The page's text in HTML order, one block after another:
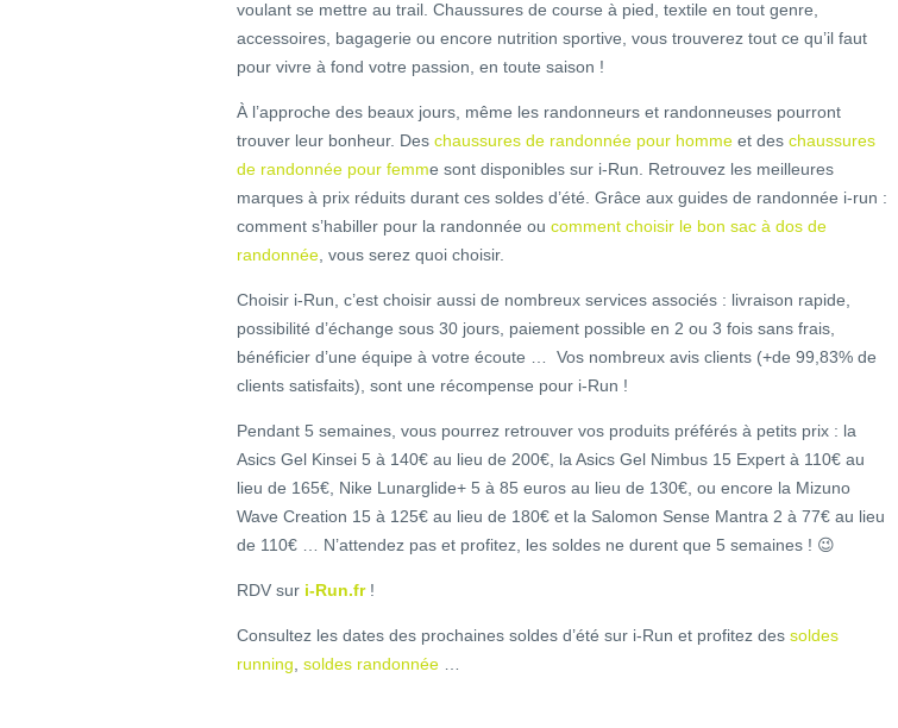
voulant se mettre au trail. Chaussures de course à pied, textile en tout genre,
accessoires, bagagerie ou encore nutrition sportive, vous trouverez tout ce qu’il faut
pour vivre à fond votre passion, en toute saison !
À l’approche des beaux jours, même les randonneurs et randonneuses pourront
trouver leur bonheur. Des chaussures de randonnée pour homme et des chaussures
de randonnée pour femme sont disponibles sur i-Run. Retrouvez les meilleures
marques à prix réduits durant ces soldes d’été. Grâce aux guides de randonnée i-run :
comment s’habiller pour la randonnée ou comment choisir le bon sac à dos de
randonnée , vous serez quoi choisir.
Choisir i-Run, c’est choisir aussi de nombreux services associés : livraison rapide,
possibilité d’échange sous 30 jours, paiement possible en 2 ou 3 fois sans frais,
bénéficier d’une équipe à votre écoute … Vos nombreux avis clients (+de 99,83% de
clients satisfaits), sont une récompense pour i-Run !
Pendant 5 semaines, vous pourrez retrouver vos produits préférés à petits prix : la
Asics Gel Kinsei 5 à 140€ au lieu de 200€, la Asics Gel Nimbus 15 Expert à 110€ au
lieu de 165€, Nike Lunarglide+ 5 à 85 euros au lieu de 130€, ou encore la Mizuno
Wave Creation 15 à 125€ au lieu de 180€ et la Salomon Sense Mantra 2 à 77€ au lieu
de 110€ … N’attendez pas et profitez, les soldes ne durent que 5 semaines ! 😉
RDV sur i-Run.fr!
Consultez les dates des prochaines soldes d’été sur i-Run et profitez des soldes
running soldes randonnée